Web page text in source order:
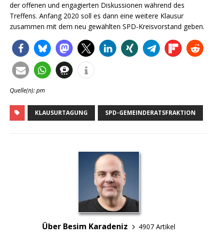
der offenen und engagierten Diskussionen während des
Treffens. Anfang 2020 soll es dann eine weitere Klausur
zusammen mit dem neu gewählten SPD-Kreisvorstand geben.
Quelle(n): pm
KLAUSURTAGUNG SPD-GEMEINDERATSFRAKTION
Über Besim Karadeniz
4907 Artikel